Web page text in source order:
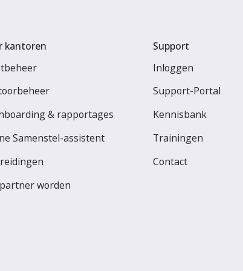
kantoren
& rapportages
Samenstel-assistent
worden
Support
Inloggen
Support-Portal
Kennisbank
Trainingen
Contact